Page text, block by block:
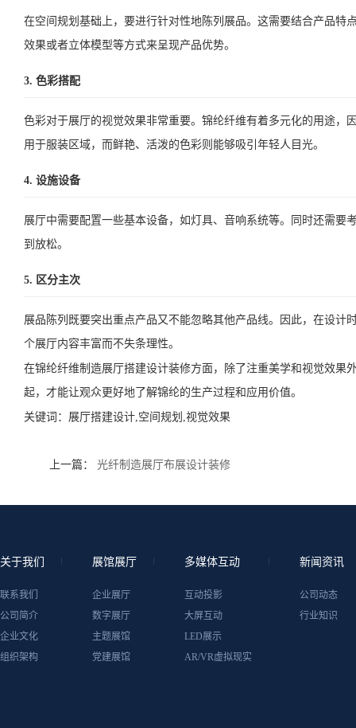
在空间规划基础上，要进行针对性地陈列展品。这需要结合产品
效果或者立体模型等方式来呈现产品优势。
3. 色彩搭配
色彩对于展厅的视觉效果非常重要。锦纶纤维有着多元化的用途
用于服装区域，而鲜艳、活泼的色彩则能够吸引年轻人目光。
4. 设施设备
展厅中需要配置一些基本设备，如灯具、音响系统等。同时还需
到放松。
5. 区分主次
展品陈列既要突出重点产品又不能忽略其他产品线。因此，在设
个展厅内容丰富而不失条理性。
在锦纶纤维制造展厅搭建设计装修方面，除了注重美学和视觉效
起，才能让观众更好地了解锦纶的生产过程和应用价值。
关键词： 展厅搭建设计,空间规划,视觉效果
上一篇： 光纤制造展厅布展设计装修
关于我们
联系我们
公司简介
企业文化
组织架构
展馆展厅
企业展厅
数字展厅
主题展馆
党建展馆
多媒体互动
互动投影
大屏互动
LED展示
AR/VR虚拟现实
新闻资讯
公司动态
行业知识